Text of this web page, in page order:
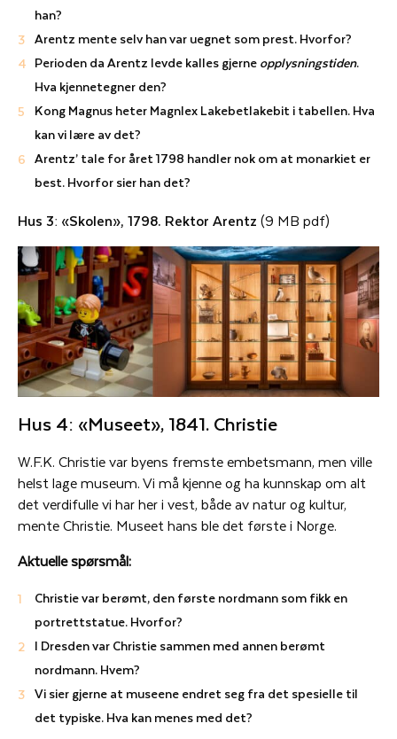
han?
Arentz mente selv han var uegnet som prest. Hvorfor?
Perioden da Arentz levde kalles gjerneopplysningstiden.
Hva kjennetegner den?
Kong Magnus heter Magnlex Lakebetlakebit i tabellen. Hva
kan vi lære av det?
Arentz’ tale for året 1798 handler nok om at monarkiet er
best. Hvorfor sier han det?
Hus 3: «Skolen», 1798. Rektor Arentz (9 MB pdf)
Hus 4: «Museet», 1841. Christie
W.F.K. Christie var byens fremste embetsmann, men ville
helst lage museum. Vi må kjenne og ha kunnskap om alt
det verdifulle vi har her i vest, både av natur og kultur,
mente Christie. Museet hans ble det første i Norge.
Aktuelle spørsmål:
Christie var berømt, den første nordmann som fikk en
portrettstatue. Hvorfor?
I Dresden var Christie sammen med annen berømt
nordmann. Hvem?
Vi sier gjerne at museene endret seg fra det spesielle til
det typiske. Hva kan menes med det?